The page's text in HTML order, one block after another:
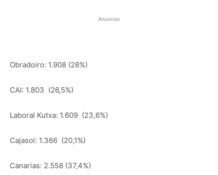
Anuncios
Obradoiro: 1.908 (28%)
CAI: 1.803 (26,5%)
Laboral Kutxa: 1.609 (23,6%)
Cajasol: 1.366 (20,1%)
Canarias: 2.558 (37,4%)